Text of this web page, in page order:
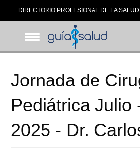
DIRECTORIO PROFESIONAL DE LA SALUD
Jornada de
Pediátrica Julio
2025 - Dr.